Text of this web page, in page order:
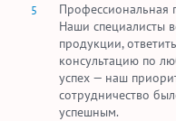
Профессиональная
Наши специалисты
продукции,
консультацию по
успех — наш
сотрудничество
успешным.